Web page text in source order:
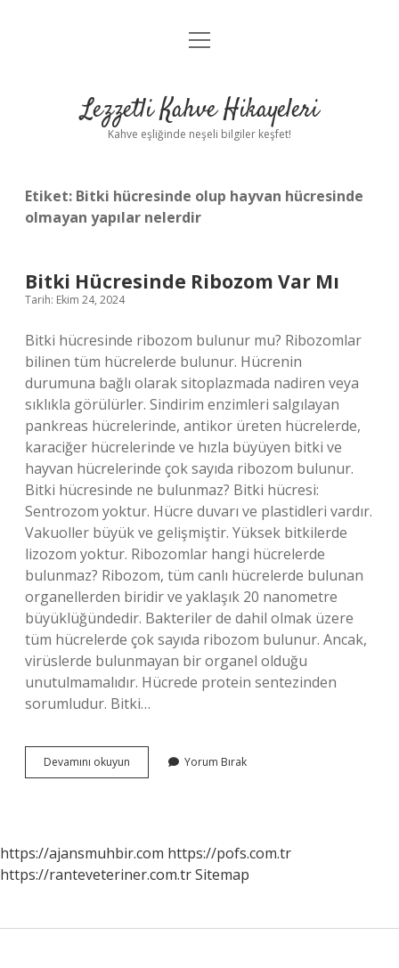
Anasayfa
Yasal Uyarı
menüyü
Lezzetli Kahve Hikayeleri
Kahve eşliğinde neşeli bilgiler keşfet!
Etiket: Bitki hücresinde olup hayvan hücresinde
olmayan yapılar nelerdir
Bitki Hücresinde Ribozom Var Mı
Tarih: Ekim 24, 2024
Bitki hücresinde ribozom bulunur mu? Ribozomlar
bilinen tüm hücrelerde bulunur. Hücrenin
durumuna bağlı olarak sitoplazmada nadiren veya
sıklıkla görülürler. Sindirim enzimleri salgılayan
pankreas hücrelerinde, antikor üreten hücrelerde,
karaciğer hücrelerinde ve hızla büyüyen bitki ve
hayvan hücrelerinde çok sayıda ribozom bulunur.
Bitki hücresinde ne bulunmaz? Bitki hücresi:
Sentrozom yoktur. Hücre duvarı ve plastidleri vardır.
Vakuoller büyük ve gelişmiştir. Yüksek bitkilerde
lizozom yoktur. Ribozomlar hangi hücrelerde
bulunmaz? Ribozom, tüm canlı hücrelerde bulunan
organellerden biridir ve yaklaşık 20 nanometre
büyüklüğündedir. Bakteriler de dahil olmak üzere
tüm hücrelerde çok sayıda ribozom bulunur. Ancak,
virüslerde bulunmayan bir organel olduğu
unutulmamalıdır. Hücrede protein sentezinden
sorumludur. Bitki…
Devamını okuyun
Hücresinde
Yorum Bırak
https://ajansmuhbir.com https://pofs.com.tr
https://ranteveteriner.com.trSitemap